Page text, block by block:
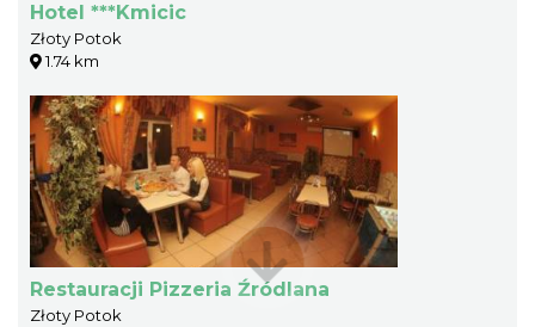
Hotel ***Kmicic
Złoty Potok
1.74 km
Restauracji Pizzeria Źródlana
Złoty Potok